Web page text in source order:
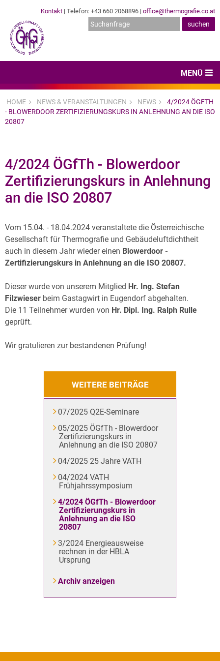
Kontakt | Telefon: +43 660 2068896 | office@thermografie.co.at
MENÜ
News & Veranstaltungen
Dienstleister
Hard- & Software
Expertenwissen & Normen
Über uns
HOME NEWS & VERANSTALTUNGEN NEWS
4/2024 ÖGFTH
- BLOWERDOOR ZERTIFIZIERUNGSKURS IN ANLEHNUNG AN DIE ISO
20807
4/2024 ÖGfTh - Blowerdoor
Zertifizierungskurs in Anlehnung
an die ISO 20807
Vom 15.04. - 18.04.2024 veranstaltete die Österreichische
Gesellschaft für Thermografie und Gebäudeluftdichtheit
auch in diesem Jahr wieder einen Blowerdoor -
Zertifizierungskurs in Anlehnung an die ISO 20807.
Dieser wurde von unserem Mitglied Hr. Ing. Stefan
Filzwieser beim Gastagwirt in Eugendorf abgehalten.
Die 11 Teilnehmer wurden von Hr. Dipl. Ing. Ralph Rulle
geprüft.
Wir gratulieren zur bestandenen Prüfung!
WEITERE BEITRÄGE
07/2025 Q2E-Seminare
05/2025 ÖGfTh - Blowerdoor
Zertifizierungskurs in
Anlehnung an die ISO 20807
04/2025 25 Jahre VATH
04/2024 VATH
Frühjahrssymposium
4/2024 ÖGfTh - Blowerdoor
Zertifizierungskurs in
Anlehnung an die ISO
20807
3/2024 Energieausweise
rechnen in der HBLA
Ursprung
Archiv anzeigen